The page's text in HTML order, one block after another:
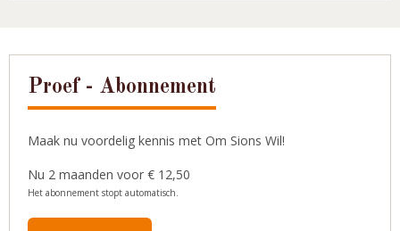
Proef - Abonnement
Maak nu voordelig kennis met Om Sions Wil!
Nu 2 maanden voor € 12,50
Het abonnement stopt automatisch.